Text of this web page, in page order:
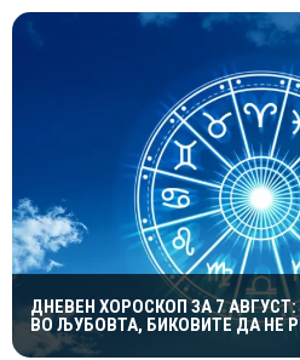
ДНЕВЕН ХОРОСКОП ЗА 7
ВО ЉУБОВТА, БИКОВИТЕ ДА НЕ